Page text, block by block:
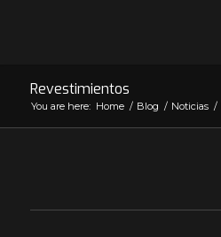
Revestimientos
You are here: Home / Blog / Noticias /